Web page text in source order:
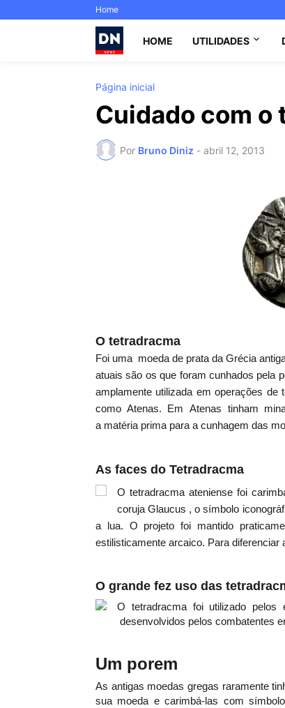
Home
HOME UTILIDADES
Página inicial
Cuidado com o
Por Bruno Diniz - abril 12, 2013
O tetradracma
Foi uma moeda de prata da Grécia
atuaissão os que foram cunhados pela
amplamente utilizada em operações de
como Atenas. Em Atenas tinham
a matéria prima para a cunhagem das
As faces do Tetradracma
O tetradracma ateniense foi
coruja Glaucus , o símbolo
a lua. O projeto foi mantido
estilisticamente arcaico. Para diferenciar
O grande fez uso das
O tetradracma foi utilizado pelos
desenvolvidos pelos combatentes
Um porem
As antigas moedas gregas raramente
sua moeda e carimbá-las com